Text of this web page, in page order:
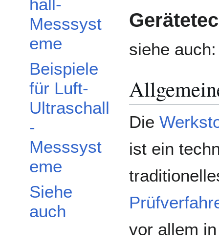
hall-
Messsyst
eme
Beispiele
für Luft-
Ultraschall
-
Messsyst
eme
Siehe
auch
siehe
Die
ist ein
vor allem